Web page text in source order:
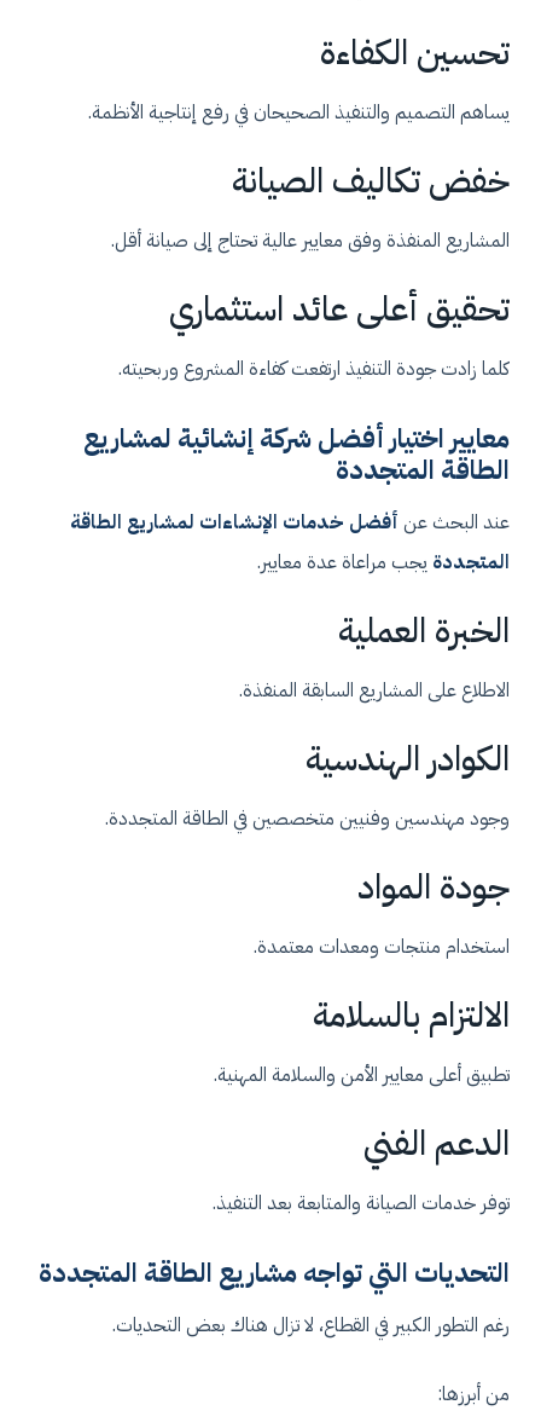
تحسين الكفاءة
يساهم التصميم والتنفيذ الصحيحان في رفع إنتاجية الأنظمة.
خفض تكاليف الصيانة
المشاريع المنفذة وفق معايير عالية تحتاج إلى صيانة أقل.
تحقيق أعلى عائد استثماري
كلما زادت جودة التنفيذ ارتفعت كفاءة المشروع وربحيته.
معايير اختيار أفضل شركة إنشائية لمشاريع
الطاقة المتجددة
عند البحث عن أفضل خدمات الإنشاءات لمشاريع الطاقة
المتجددة يجب مراعاة عدة معايير.
الخبرة العملية
الاطلاع على المشاريع السابقة المنفذة.
الكوادر الهندسية
وجود مهندسين وفنيين متخصصين في الطاقة المتجددة.
جودة المواد
استخدام منتجات ومعدات معتمدة.
الالتزام بالسلامة
تطبيق أعلى معايير الأمن والسلامة المهنية.
الدعم الفني
توفر خدمات الصيانة والمتابعة بعد التنفيذ.
التحديات التي تواجه مشاريع الطاقة المتجددة
رغم التطور الكبير في القطاع، لا تزال هناك بعض التحديات.
من أبرزها: